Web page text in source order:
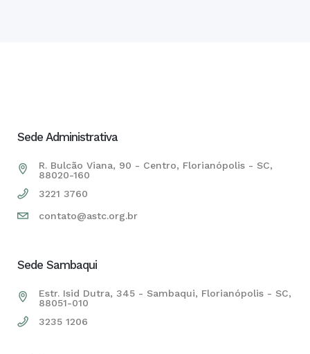
Sede Administrativa
R. Bulcão Viana, 90 - Centro, Florianópolis - SC,
88020-160
3221 3760
contato@astc.org.br
Sede Sambaqui
Estr. Isid Dutra, 345 - Sambaqui, Florianópolis - SC,
88051-010
3235 1206